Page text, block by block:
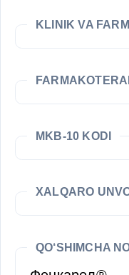
KLINIK VA
MKB-10 KODI
XALQARO
QO‘SHIMCHA